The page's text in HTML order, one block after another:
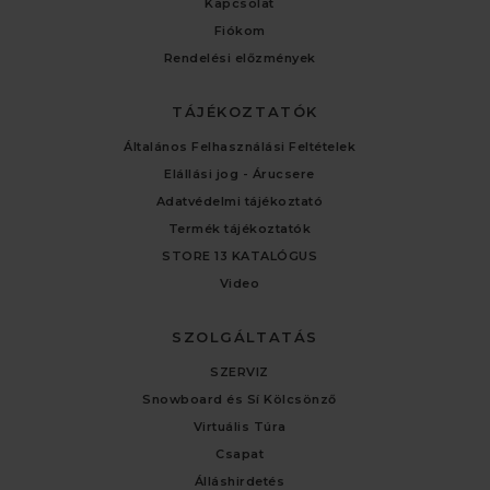
Kapcsolat
Fiókom
Rendelési előzmények
TÁJÉKOZTATÓK
Általános Felhasználási Feltételek
Elállási jog - Árucsere
Adatvédelmi tájékoztató
Termék tájékoztatók
STORE 13 KATALÓGUS
Video
SZOLGÁLTATÁS
SZERVIZ
Snowboard és Sí Kölcsönző
Virtuális Túra
Csapat
Álláshirdetés